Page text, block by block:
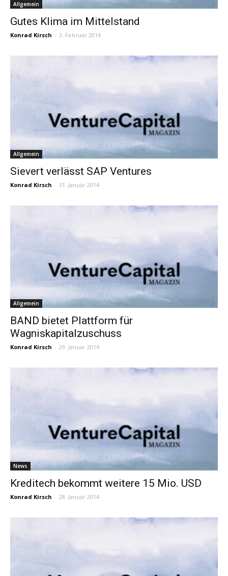
Allgemein
Gutes Klima im Mittelstand
Konrad Kirsch - 3. Februar 2014
Allgemein
Sievert verlässt SAP Ventures
Konrad Kirsch - 31. Januar 2014
Allgemein
BAND bietet Plattform für
Wagniskapitalzuschuss
Konrad Kirsch - 29. Januar 2014
News
Kreditech bekommt weitere 15 Mio. USD
Konrad Kirsch - 28. Januar 2014